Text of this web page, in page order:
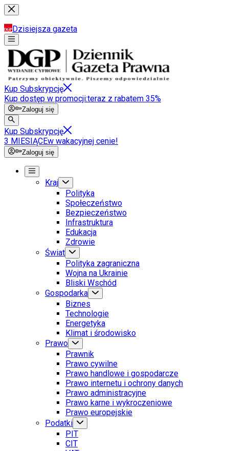
Dzisiejsza gazeta
Kup Subskrypcję
Kup dostęp w promocji:teraz z rabatem 35%
Zaloguj się
Kup Subskrypcję
3 MIESIĄCEw wakacyjnej cenie!
Zaloguj się
Kraj
Polityka
Społeczeństwo
Bezpieczeństwo
Infrastruktura
Edukacja
Zdrowie
Świat
Polityka zagraniczna
Wojna na Ukrainie
Bliski Wschód
Gospodarka
Biznes
Technologie
Energetyka
Klimat i środowisko
Prawo
Prawnik
Prawo cywilne
Prawo handlowe i gospodarcze
Prawo internetu i ochrony danych
Prawo administracyjne
Prawo karne i wykroczeniowe
Prawo europejskie
Podatki
PIT
CIT